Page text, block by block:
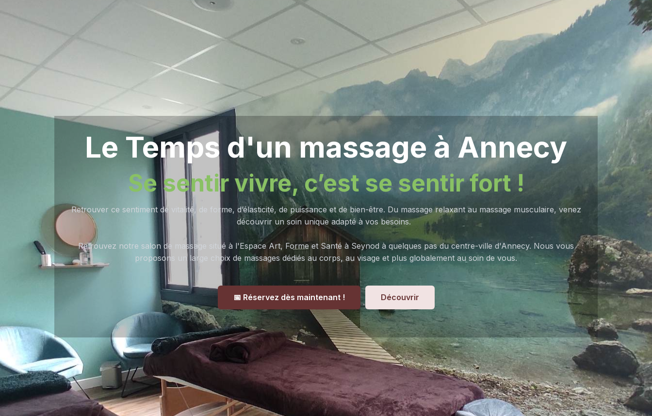
Le Temps d'un massage à Annecy
Se sentir vivre, c’est se sentir fort !
Retrouver ce sentiment de vitalité, de forme, d’élasticité, de puissance et de bien-être. Du massage relaxant au massage musculaire, venez
découvrir un soin unique adapté à vos besoins.
Retrouvez notre salon de massage situé à l'Espace Art, Forme et Santé à Seynod à quelques pas du centre-ville d'Annecy. Nous vous
proposons un large choix de massages dédiés au corps, au visage et plus globalement au soin de vous.
📅 Réservez dès maintenant ! Découvrir